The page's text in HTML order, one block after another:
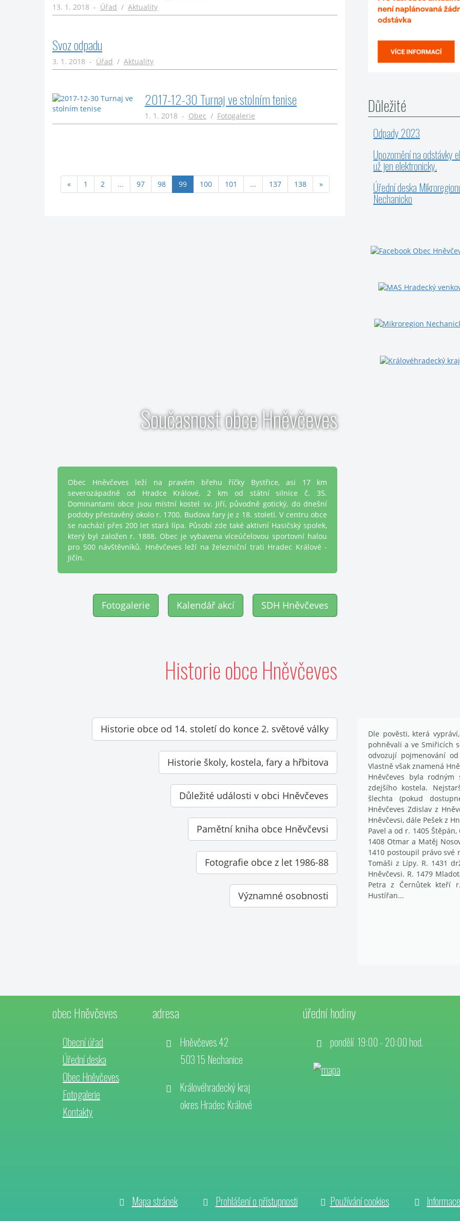
13. 1. 2018 - Úřad / Aktuality
Svoz odpadu
3. 1. 2018 - Úřad / Aktuality
2017-12-30 Turnaj ve stolním tenise
1. 1. 2018 - Obec / Fotogalerie
« 1 2 ... 97 98 99(aktuální)
100 101 ... 137 138 »
Důležité
Odpady 2023
Upozornění na odstávky
už jen elektronicky.
Úřední deska
Nechanicko
Současnost obce Hněvčeves
Obec Hněvčeves leží na pravém břehu říčky Bystřice, asi 17 km
severozápadně od Hradce Králové, 2 km od státní silnice č. 35.
Dominantami obce jsou místní kostel sv. Jiří, původně gotický, do dnešní
podoby přestavěný okolo r. 1700. Budova fary je z 18. století. V centru obce
se nachází přes 200 let stará lípa. Působí zde také aktivní Hasičský spolek,
který byl založen r. 1888. Obec je vybavena víceúčelovou sportovní halou
pro 500 návštěvníků. Hněvčeves leží na železniční trati Hradec Králové -
Jičín.
Fotogalerie Kalendář akcí SDH Hněvčeves
Historie obce Hněvčeves
Historie obce od 14. století do konce 2. světové války
Historie školy, kostela, fary a hřbitova
Důležité události v obci Hněvčeves
Pamětní kniha obce Hněvčevsi
Fotografie obce z let 1986-88
Významné osobnosti
Dle pověsti, která
pohněvali a ve Smiřicích
odvozují pojmenování
Vlastně však znamená
Hněvčeves byla
zdejšího kostela.
šlechta (pokud
Hněvčeves Zdislav z
Hněvčevsi, dále Pešek z
Pavel a od r. 1405
1408 Otmar a Matěj
1410 postoupil právo své
Tomáši z Lípy. R. 1431
Hněvčevsi. R. 1479
Petra z Černůtek kteří
Hustířan...
obec Hněvčeves
Obecní úřad
Úřední deska
Obec Hněvčeves
Fotogalerie
Kontakty
adresa
Hněvčeves 42
503 15 Nechanice
Královéhradecký kraj
okres Hradec Králové
úřední hodiny
pondělí 19:00 - 20:00 hod.
Mapa stránek Prohlášení o přístupnosti Používání cookies